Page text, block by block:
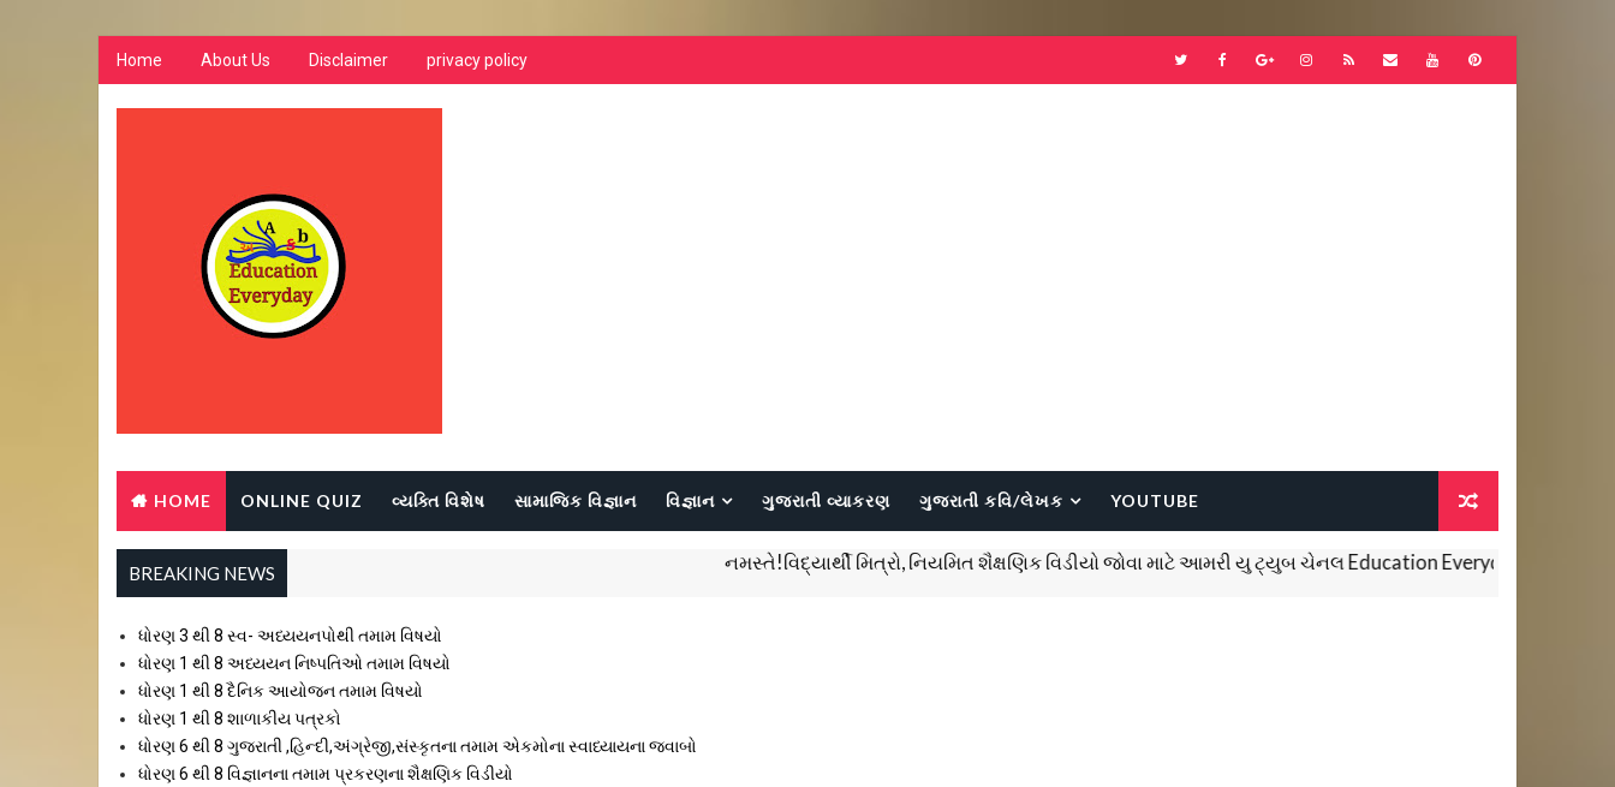
Home About Us Disclaimer privacy policy
HOME ONLINE QUIZ વ્યક્તિ વિશેષ સામાજિક વિજ્ઞાન વિજ્ઞાન ગુજરાતી વ્યાકરણ ગુજરાતી કવિ/લેખક YOUTUBE
BREAKING NEWS નમસ્તે!વિદ્યાર્થી મિત્રો, નિયમિત શૈક્ષણિક વિડીયો જોવા માટે આમરી યુ ટ્યુબ ચેનલ Education Everyday ને સબસ્ક્રાઈબ
ધોરણ 3 થી 8 સ્વ- અધ્યયનપોથી તમામ વિષયો
ધોરણ 1 થી 8 અધ્યયન નિષ્પતિઓ તમામ વિષયો
ધોરણ 1 થી 8 દૈનિક આયોજન તમામ વિષયો
ધોરણ 1 થી 8 શાળાકીય પત્રકો
ધોરણ 6 થી 8 ગુજરાતી ,હિન્દી,અંગ્રેજી,સંસ્કૃતના તમામ એકમોના સ્વાધ્યાયના જવાબો
ધોરણ 6 થી 8 વિજ્ઞાનના તમામ પ્રકરણના શૈક્ષણિક વિડીયો